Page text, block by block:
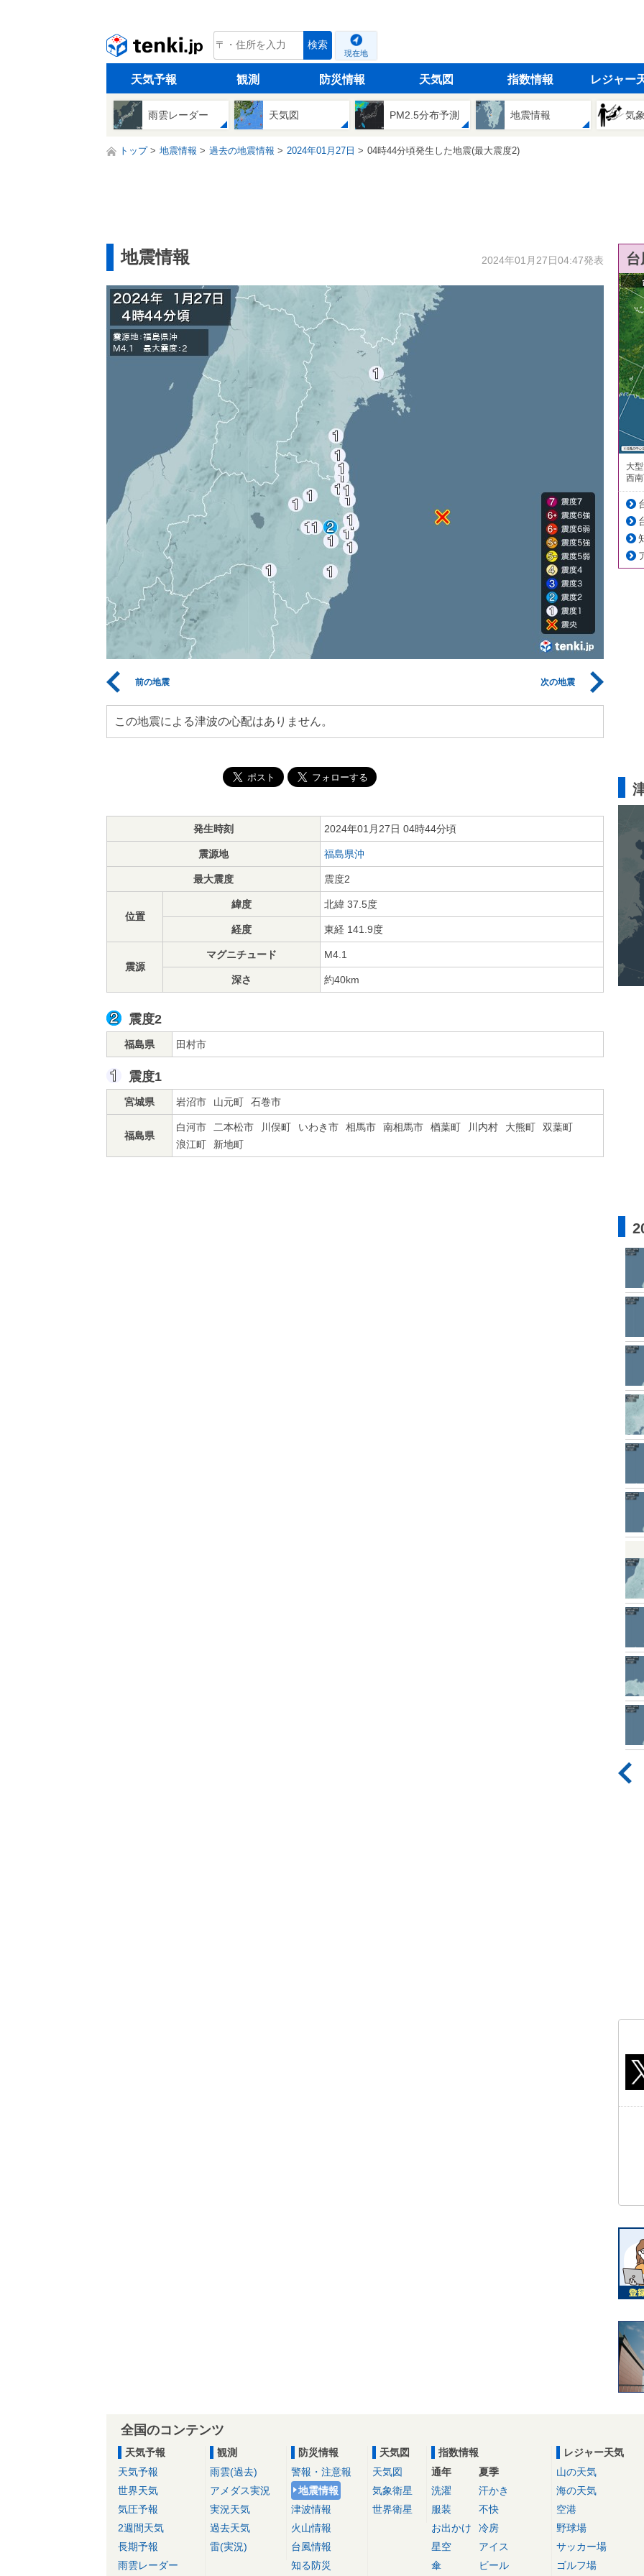
tenki.jp 検索
現在地
天気予報 観測 防災情報 天気図 指数情報 レジャー
雨雲レーダー 天気図 PM2.5分布予測 地震情報 気
トップ 地震情報 過去の地震情報 2024年01月27日 04時44分頃発生した地震(最大震度2)
地震情報 2024年01月27日04:47発表
前の地震 次の地震
この地震による津波の心配はありません。
発生時刻 2024年01月27日 04時44分頃
震源地 福島県沖
最大震度 震度2
位置
緯度 北緯 37.5度
経度 東経 141.9度
震源
マグニチュード M4.1
深さ 約40km
震度2
福島県 田村市
震度1
宮城県 岩沼市 山元町 石巻市
福島県
白河市 二本松市 川俣町 いわき市 相馬市 南相馬市 楢葉町 川内村 大熊町
双葉町
浪江町
新地町
大
西
全国のコンテンツ
天気予報
天気予報
世界天気
気圧予報
2週間天気
長期予報
雨雲レーダー
観測
雨雲(過去)
アメダス実況
実況天気
過去天気
雷(実況)
防災情報
警報・注意報
地震情報
津波情報
火山情報
台風情報
知る防災
天気図
天気図
気象衛星
世界衛星
指数情報
通年
洗濯
服装
お出かけ
星空
傘
夏季
汗かき
不快
冷房
アイス
ビール
レジャー天気
山の天気
海の天気
空港
野球場
サッカー場
ゴルフ場